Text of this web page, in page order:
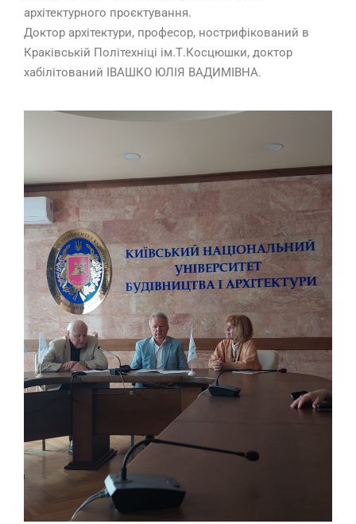
архітектурного проєктування.
Доктор архітектури, професор, нострифікований в
Краківській Політехніці ім.Т.Косцюшки, доктор
хабілітований ІВАШКО ЮЛІЯ ВАДИМІВНА.